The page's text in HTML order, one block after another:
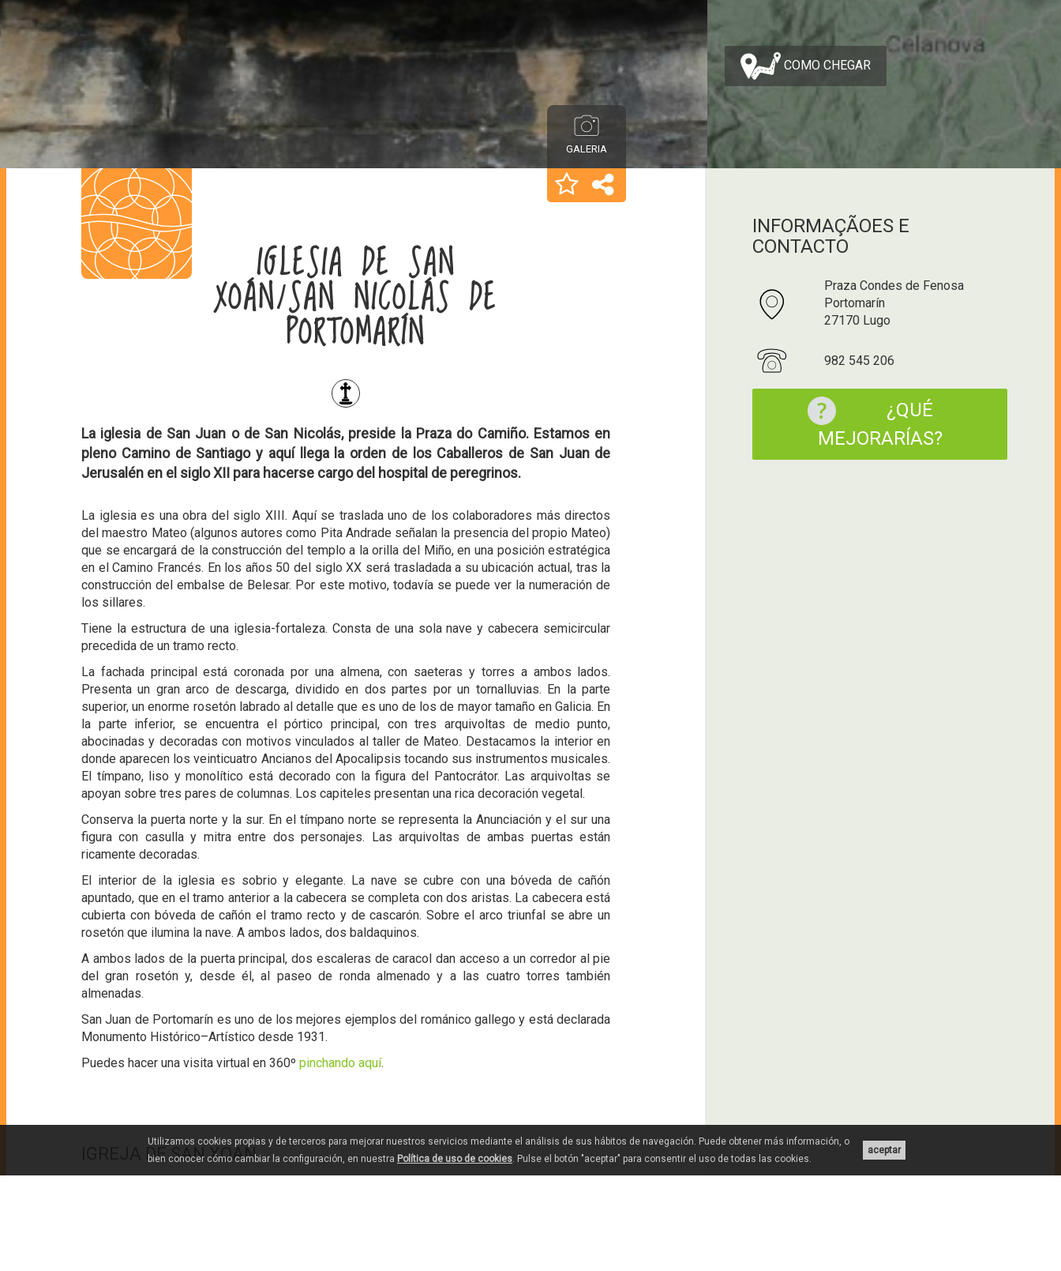
COMO CHEGAR
GALERIA
IGLESIA DE SAN
XOÁN/SAN NICOLÁS DE
PORTOMARÍN
La iglesia de San Juan o de San Nicolás, preside la Praza do Camiño. Estamos en
pleno Camino de Santiago y aquí llega la orden de los Caballeros de San Juan de
Jerusalén en el siglo XII para hacerse cargo del hospital de peregrinos.
La iglesia es una obra del siglo XIII. Aquí se traslada uno de los colaboradores más directos
del maestro Mateo (algunos autores como Pita Andrade señalan la presencia del propio Mateo)
que se encargará de la construcción del templo a la orilla del Miño, en una posición estratégica
en el Camino Francés. En los años 50 del siglo XX será trasladada a su ubicación actual, tras la
construcción del embalse de Belesar. Por este motivo, todavía se puede ver la numeración de
los sillares.
Tiene la estructura de una iglesia-fortaleza. Consta de una sola nave y cabecera semicircular
precedida de un tramo recto.
La fachada principal está coronada por una almena, con saeteras y torres a ambos lados.
Presenta un gran arco de descarga, dividido en dos partes por un tornalluvias. En la parte
superior, un enorme rosetón labrado al detalle que es uno de los de mayor tamaño en Galicia. En
la parte inferior, se encuentra el pórtico principal, con tres arquivoltas de medio punto,
abocinadas y decoradas con motivos vinculados al taller de Mateo. Destacamos la interior en
donde aparecen los veinticuatro Ancianos del Apocalipsis tocando sus instrumentos musicales.
El tímpano, liso y monolítico está decorado con la figura del Pantocrátor. Las arquivoltas se
apoyan sobre tres pares de columnas. Los capiteles presentan una rica decoración vegetal.
Conserva la puerta norte y la sur. En el tímpano norte se representa la Anunciación y el sur una
figura con casulla y mitra entre dos personajes. Las arquivoltas de ambas puertas están
ricamente decoradas.
El interior de la iglesia es sobrio y elegante. La nave se cubre con una bóveda de cañón
apuntado, que en el tramo anterior a la cabecera se completa con dos aristas. La cabecera está
cubierta con bóveda de cañón el tramo recto y de cascarón. Sobre el arco triunfal se abre un
rosetón que ilumina la nave. A ambos lados, dos baldaquinos.
A ambos lados de la puerta principal, dos escaleras de caracol dan acceso a un corredor al pie
del gran rosetón y, desde él, al paseo de ronda almenado y a las cuatro torres también
almenadas.
San Juan de Portomarín es uno de los mejores ejemplos del románico gallego y está declarada
Monumento Histórico–Artístico desde 1931.
Puedes hacer una visita virtual en 360º pinchando aquí.
IGREJA DE SAN XOAN
INFORMAÇÃOES E
CONTACTO
Praza Condes de Fenosa
Portomarín
27170 Lugo
982 545 206
¿QUÉ
MEJORARÍAS?
aceptar
Utilizamos cookies propias y de terceros para mejorar nuestros servicios mediante el análisis de sus hábitos de navegación. Puede obtener más información, o
bien conocer cómo cambiar la configuración, en nuestra Política de uso de cookies. Pulse el botón "aceptar" para consentir el uso de todas las cookies.